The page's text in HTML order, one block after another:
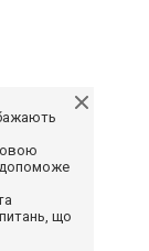
допоможе
що